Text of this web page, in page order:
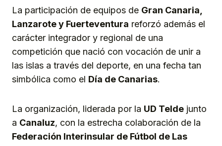
La participación de equipos de Gran Canaria,
Lanzarote y Fuerteventura reforzó además el
carácter integrador y regional de una
competición que nació con vocación de unir a
las islas a través del deporte, en una fecha tan
simbólica como el Día de Canarias.
La organización, liderada por la UD Telde junto
a Canaluz, con la estrecha colaboración de la
Federación Interinsular de Fútbol de Las